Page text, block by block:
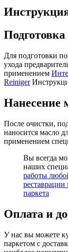
Для подготовки
ухода
применением
Reiniger
Нанесение
После очистки,
наносится масло
применением
Вы всегда
наших
работы
паркета
Оплата и
У нас вы можете
паркетом с